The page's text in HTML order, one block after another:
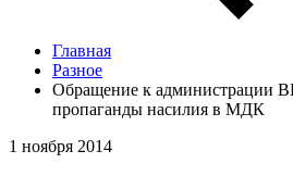
Главная
Разное
Обращение к администрации
пропаганды насилия в МДК
1 ноября 2014